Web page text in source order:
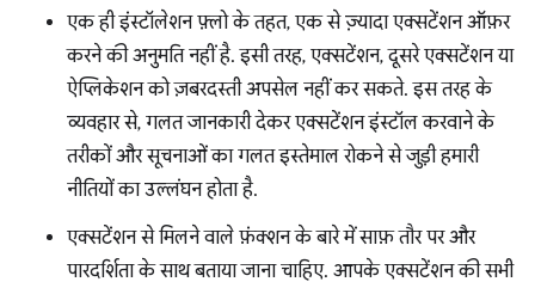
एक ही इंस्टॉलेशन फ़्लो के तहत, एक से ज़्यादा एक्सटेंशन ऑफ़र
करने की अनुमति नहीं है. इसी तरह, एक्सटेंशन, दूसरे एक्सटेंशन या
ऐप्लिकेशन को ज़बरदस्ती अपसेल नहीं कर सकते. इस तरह के
व्यवहार से, गलत जानकारी देकर एक्सटेंशन इंस्टॉल करवाने के
तरीकों और सूचनाओं का गलत इस्तेमाल रोकने से जुड़ी हमारी
नीतियों का उल्लंघन होता है.
एक्सटेंशन से मिलने वाले फ़ंक्शन के बारे में साफ़ तौर पर और
पारदर्शिता के साथ बताया जाना चाहिए. आपके एक्सटेंशन की सभी